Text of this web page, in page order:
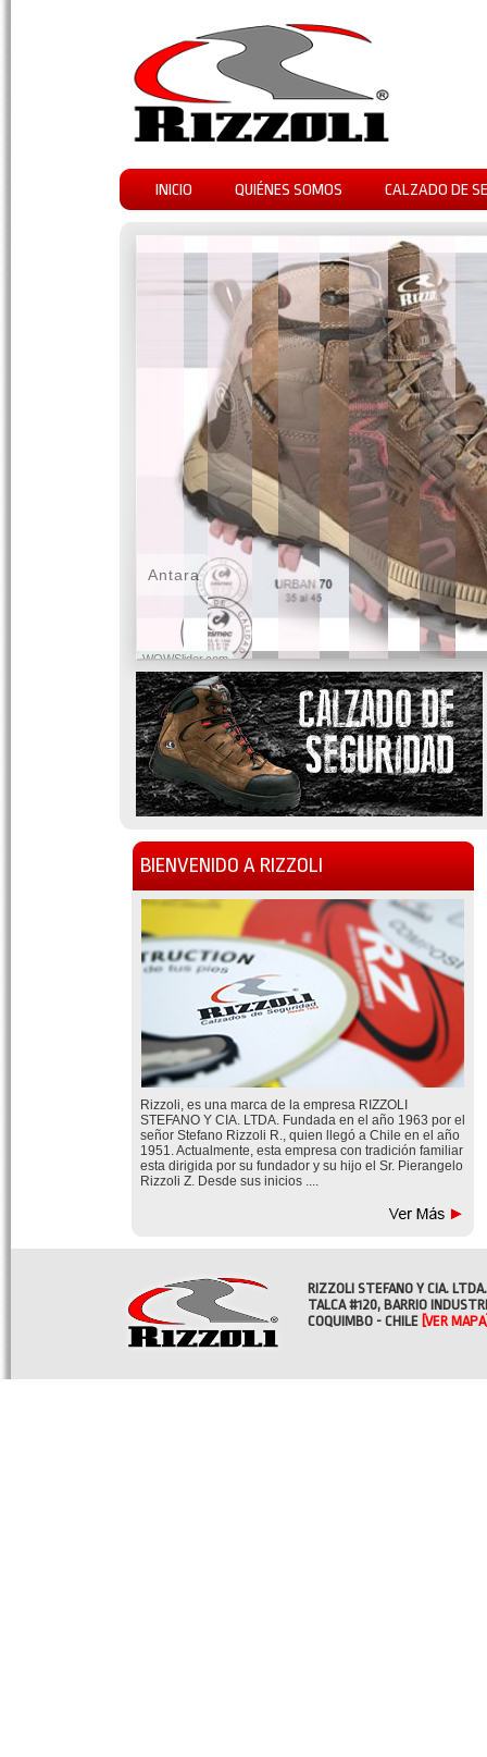
INICIO QUIÉNES SOMOS CALZADO DE
WOWSlider.com
Antara
BIENVENIDO A RIZZOLI
Rizzoli, es una marca de la empresa RIZZOLI
STEFANO Y CIA. LTDA. Fundada en el año 1963 por el
señor Stefano Rizzoli R., quien llegó a Chile en el año
1951. Actualmente, esta empresa con tradición familiar
esta dirigida por su fundador y su hijo el Sr. Pierangelo
Rizzoli Z. Desde sus inicios ....
RIZZOLI STEFANO Y CIA. LTDA.
TALCA #120, BARRIO
COQUIMBO - CHILE [VER